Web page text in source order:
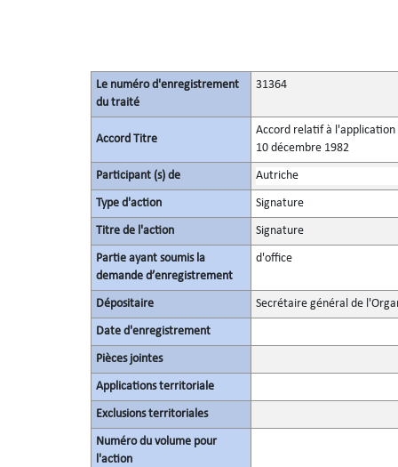
Le numéro d'enregistrement
du traité
31364
Accord Titre
Accord relatif à l'application
10 décembre 1982
Participant (s) de Autriche
Type d'action Signature
Titre de l'action Signature
Partie ayant soumis la
demande d’enregistrement
d'office
Dépositaire Secrétaire général de
Date d'enregistrement
Pièces jointes
Applications territoriale
Exclusions territoriales
Numéro du volume pour
l'action